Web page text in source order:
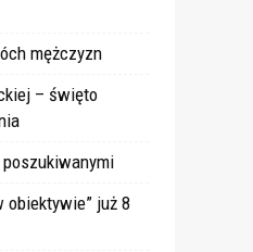
mężczyzn
– święto
obiektywie” już 8